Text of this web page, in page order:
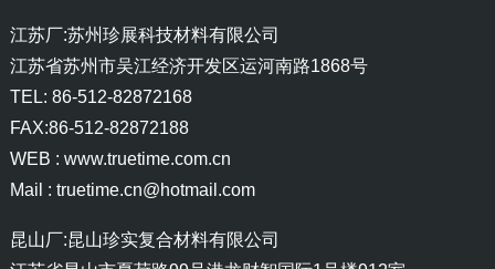
江苏厂:苏州珍展科技材料有限公司
江苏省苏州市吴江经济开发区运河南路1868号
TEL: 86-512-82872168
FAX:86-512-82872188
WEB : www.truetime.com.cn
Mail : truetime.cn@hotmail.com
昆山厂:昆山珍实复合材料有限公司